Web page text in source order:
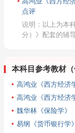
点评
说明：以上为本
分）》配套的辅
本科目参考教材（
高鸿业《西方经济
高鸿业《西方经济
魏华林《保险学》
易纲《货币银行学》